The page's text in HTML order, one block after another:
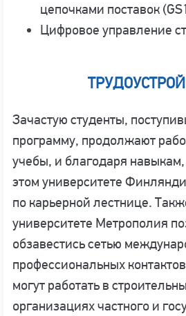
цепочками поставок
Цифровое управление
Зачастую студенты,
программу, продолжают
учебы, и благодаря
этом университете
по карьерной лестнице.
университете Метрополия
обзавестись сетью
профессиональных
могут работать в
организациях частного и